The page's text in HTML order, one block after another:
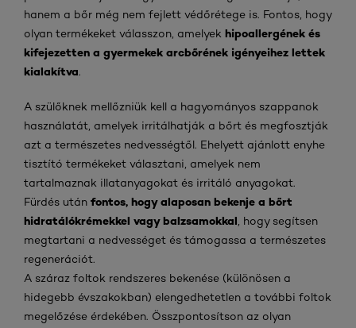
hanem a bőr még nem fejlett védőrétege is. Fontos, hogy
olyan termékeket válasszon, amelyek hipoallergének és
kifejezetten a gyermekek arcbőrének igényeihez lettek
kialakítva.
A szülőknek mellőzniük kell a hagyományos szappanok
használatát, amelyek irritálhatják a bőrt és megfosztják
azt a természetes nedvességtől. Ehelyett ajánlott enyhe
tisztító termékeket választani, amelyek nem
tartalmaznak illatanyagokat és irritáló anyagokat.
Fürdés után fontos, hogy alaposan bekenje a bőrt
hidratálókrémekkel vagy balzsamokkal , hogy segítsen
megtartani a nedvességet és támogassa a természetes
regenerációt.
A száraz foltok rendszeres bekenése (különösen a
hidegebb évszakokban) elengedhetetlen a további foltok
megelőzése érdekében. Összpontosítson az olyan